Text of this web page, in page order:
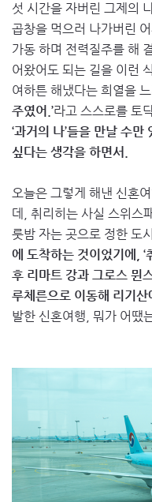
섯 시간을 자버린 그제의
곱창을 먹으러 나가버린
가동 하며 전력질주를 해
어왔어도 되는 길을 이런
여하튼 해냈다는 희열을
주였어.’라고 스스로를 토
‘과거의 나’들을 만날 수
싶다는 생각을 하면서.
오늘은 그렇게 해낸 신혼
데, 취리히는 사실 스위스
룻밤 자는 곳으로 정한 도
에 도착하는 것이었기에,
후 리마트 강과 그로스 뮌
루체른으로 이동해 리기산
발한 신혼여행, 뭐가 어땠